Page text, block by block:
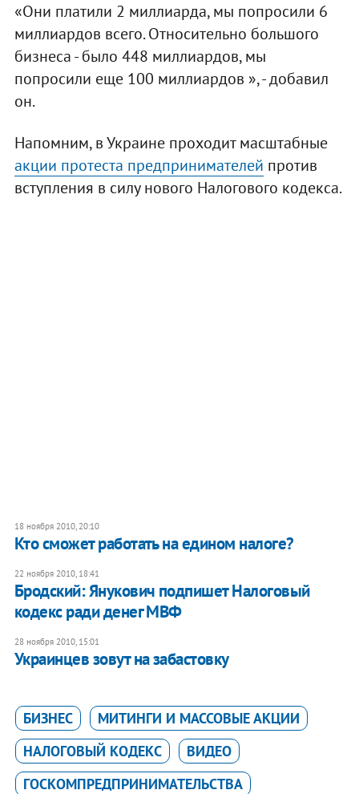
«Они платили 2 миллиарда, мы попросили 6
миллиардов всего. Относительно большого
бизнеса - было 448 миллиардов, мы
попросили еще 100 миллиардов », - добавил
он.
Напомним, в Украине проходит масштабные
акции протеста предпринимателей против
вступления в силу нового Налогового кодекса.
18 ноября 2010, 20:10
Кто сможет работать на едином налоге?
22 ноября 2010, 18:41
Бродский: Янукович подпишет Налоговый
кодекс ради денег МВФ
28 ноября 2010, 15:01
Украинцев зовут на забастовку
БИЗНЕС
МИТИНГИ И МАССОВЫЕ АКЦИИ
НАЛОГОВЫЙ КОДЕКС
ВИДЕО
ГОСКОМПРЕДПРИНИМАТЕЛЬСТВА